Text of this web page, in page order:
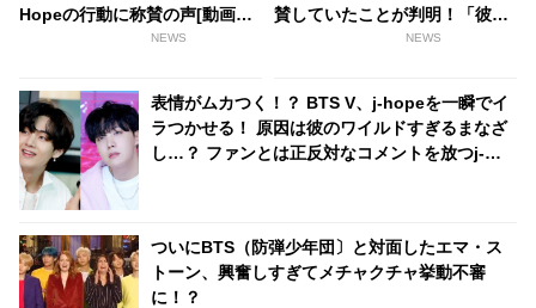
Hopeの行動に称賛の声[動画あ
NEWS
賛していたことが判明！「彼は
本当に完璧な人だった」ジョン
する」
NEWS
表情がムカつく！？ BTS V、j-hopeを一瞬でイ
ラつかせる！ 原因は彼のワイルドすぎるまなざ
し…？ ファンとは正反対なコメントを放つj-
ついにBTS（防弾少年団〕と対面したエマ・ス
トーン、興奮しすぎてメチャクチャ挙動不審
に！？